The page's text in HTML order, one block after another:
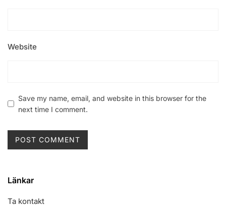
Website
Save my name, email, and website in this browser for the
next time I comment.
Länkar
Ta kontakt